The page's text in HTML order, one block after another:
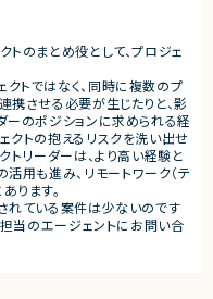
■担当工程
・要件定義
・基本設計
・詳細設計
・実装
・テスト
・リリース対応
■その他補足
・複数ベンダーによる混成チ
・全体約100名規模の大型プ
トのまとめ役として、プロジェ
トではなく、同時に複数のプ
携させる必要が生じたりと、影
ーのポジションに求められる経
クトの抱えるリスクを洗い出せ
トリーダーは、より高い経験と
用も進み、リモートワーク（テ
ります。
れている案件は少ないのです
当のエージェントにお問い合